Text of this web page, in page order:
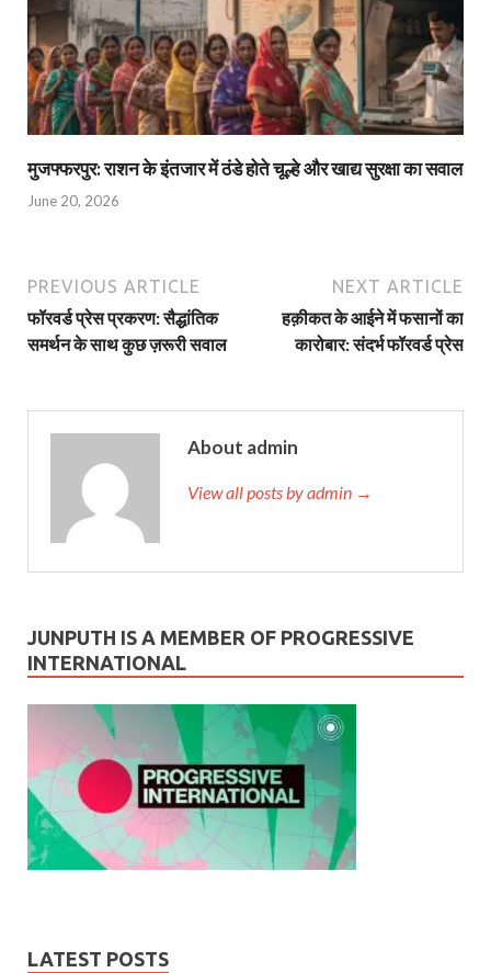
मुजफ्फरपुर: राशन के इंतजार में ठंडे होते चूल्हे और खाद्य सुरक्षा का सवाल
June 20, 2026
PREVIOUS ARTICLE
फॉरवर्ड प्रेस प्रकरण: सैद्धांतिक
समर्थन के साथ कुछ ज़रूरी सवाल
NEXT ARTICLE
हक़ीकत के आईने में फसानों का
कारोबार: संदर्भ फॉरवर्ड प्रेस
About admin
View all posts by admin →
JUNPUTH IS A MEMBER OF PROGRESSIVE
INTERNATIONAL
LATEST POSTS